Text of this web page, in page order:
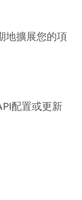
地擴展您的項
配置或更新